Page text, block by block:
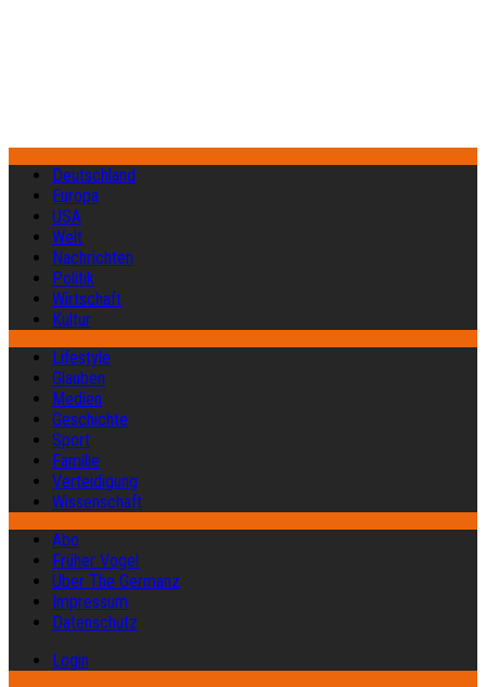
Deutschland
Europa
USA
Welt
Nachrichten
Politik
Wirtschaft
Kultur
Lifestyle
Glauben
Medien
Geschichte
Sport
Familie
Verteidigung
Wissenschaft
Abo
Früher Vogel
Über The Germanz
Impressum
Datenschutz
Login